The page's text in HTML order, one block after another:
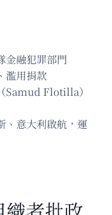
金融犯罪部門
濫用捐款
Samud Flotilla）
、意大利啟航，運